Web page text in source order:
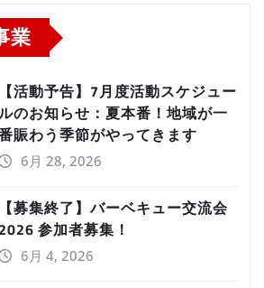
業
【活動予告】7月度活動スケジュー
のお知らせ：夏本番！地域が一
賑わう季節がやってきます
6月 28, 2026
【募集終了】バーベキュー交流会
2026 参加者募集！
6月 4, 2026